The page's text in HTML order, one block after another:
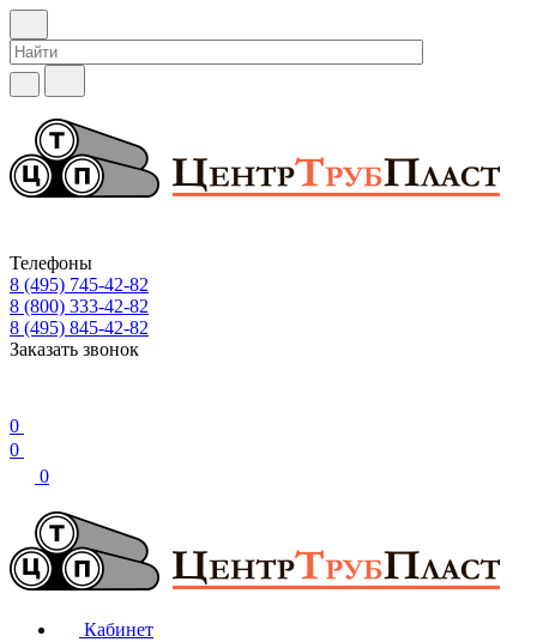
Телефоны
8 (495) 745-42-82
8 (800) 333-42-82
8 (495) 845-42-82
Заказать звонок
0
0
0
Кабинет